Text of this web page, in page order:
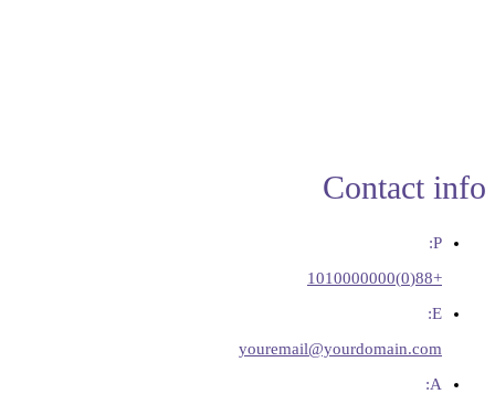
Contact info
P:
+88(0)1010000000
E:
youremail@yourdomain.com
A: